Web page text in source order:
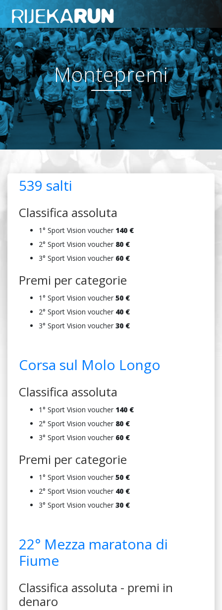
Montepremi
539 salti
Classifica assoluta
1° Sport Vision voucher 140 €
2° Sport Vision voucher 80 €
3° Sport Vision voucher 60 €
Premi per categorie
1° Sport Vision voucher 50 €
2° Sport Vision voucher 40 €
3° Sport Vision voucher 30 €
Corsa sul Molo Longo
Classifica assoluta
1° Sport Vision voucher 140 €
2° Sport Vision voucher 80 €
3° Sport Vision voucher 60 €
Premi per categorie
1° Sport Vision voucher 50 €
2° Sport Vision voucher 40 €
3° Sport Vision voucher 30 €
22° Mezza maratona di
Fiume
Classifica assoluta - premi in
denaro